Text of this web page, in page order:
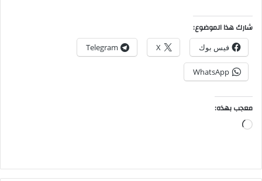
شارك هذا الموضوع:
فيس بوك X
Telegram
WhatsApp
معجب بهذه:
جاري